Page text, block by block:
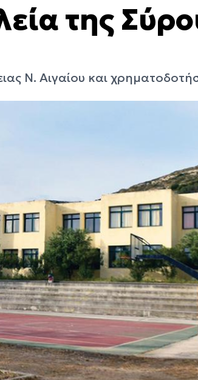
της
Ν. Αιγαίου και